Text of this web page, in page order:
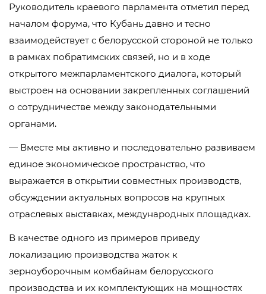
Руководитель краевого парламента отметил перед
началом форума, что Кубань давно и тесно
взаимодействует с белорусской стороной не только
в рамках побратимских связей, но и в ходе
открытого межпарламентского диалога, который
выстроен на основании закрепленных соглашений
о сотрудничестве между законодательными
органами.
— Вместе мы активно и последовательно развиваем
единое экономическое пространство, что
выражается в открытии совместных производств,
обсуждении актуальных вопросов на крупных
отраслевых выставках, международных площадках.
В качестве одного из примеров приведу
локализацию производства жаток к
зерноуборочным комбайнам белорусского
производства и их комплектующих на мощностях